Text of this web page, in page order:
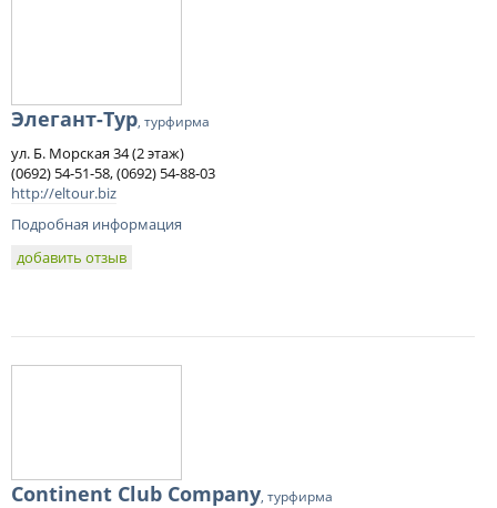
Элегант-Тур, турфирма
ул. Б. Морская 34 (2 этаж)
(0692) 54-51-58, (0692) 54-88-03
http://eltour.biz
Подробная информация
добавить отзыв
Continent Club Company, турфирма